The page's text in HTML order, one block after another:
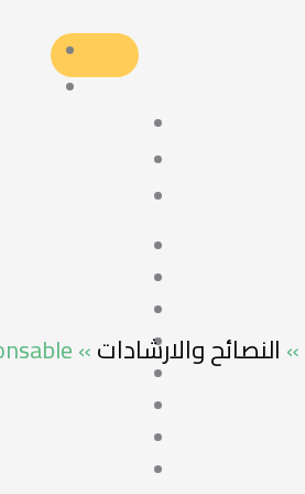
»النصائح والارشادات»